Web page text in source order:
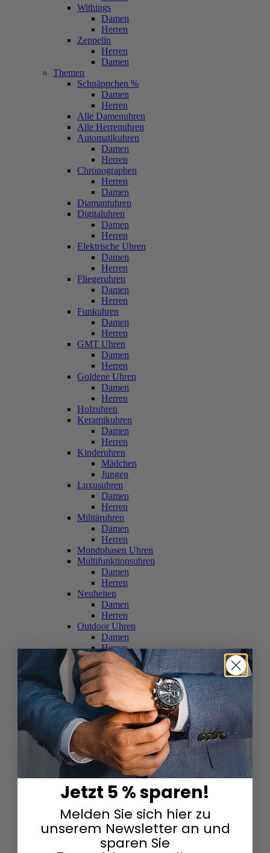
Withings
Damen
Herren
Zeppelin
Herren
Damen
Themen
Schnäppchen %
Damen
Herren
Alle Damenuhren
Alle Herrenuhren
Automatikuhren
Damen
Herren
Chronographen
Herren
Damen
Diamantuhren
Digitaluhren
Damen
Herren
Elektrische Uhren
Damen
Herren
Fliegeruhren
Damen
Herren
Funkuhren
Damen
Herren
GMT Uhren
Damen
Herren
Goldene Uhren
Damen
Herren
Holzuhren
Keramikuhren
Damen
Herren
Kinderuhren
Mädchen
Jungen
Luxusuhren
Damen
Herren
Militäruhren
Damen
Herren
Mondphasen Uhren
Multifunktionsuhren
Damen
Herren
Neuheiten
Damen
Herren
Outdoor Uhren
Damen
Herren
Schweizer Uhren
Damen
Herren
Skelettuhren
Damen
Herren
Smartwatches
Damen
Herren
Solaruhren
Herren
Damen
Sportuhren
Damen
Herren
Swarovski & Edelsteine
Damen
Herren
Jetzt 5 % sparen!
Melden Sie sich hier zu
unserem Newsletter an und
sparen Sie